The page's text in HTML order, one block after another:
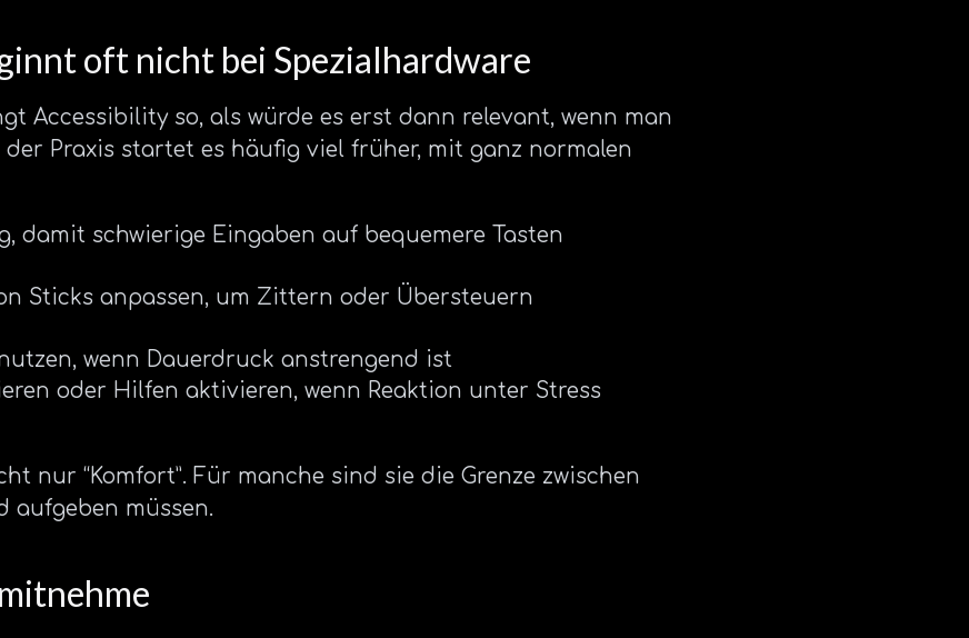
oft nicht bei Spezialhardware
Accessibility so, als würde es erst dann relevant, wenn man
der Praxis startet es häufig viel früher, mit ganz normalen
damit schwierige Eingaben auf bequemere Tasten
Sticks anpassen, um Zittern oder Übersteuern
wenn Dauerdruck anstrengend ist
oder Hilfen aktivieren, wenn Reaktion unter Stress
nur “Komfort”. Für manche sind sie die Grenze zwischen
aufgeben müssen.